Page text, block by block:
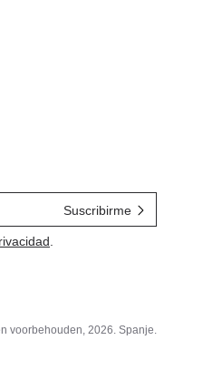
.
voorbehouden, 2026. Spanje.